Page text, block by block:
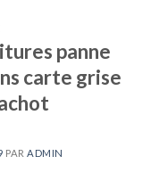
panne
carte grise
PAR ADMIN